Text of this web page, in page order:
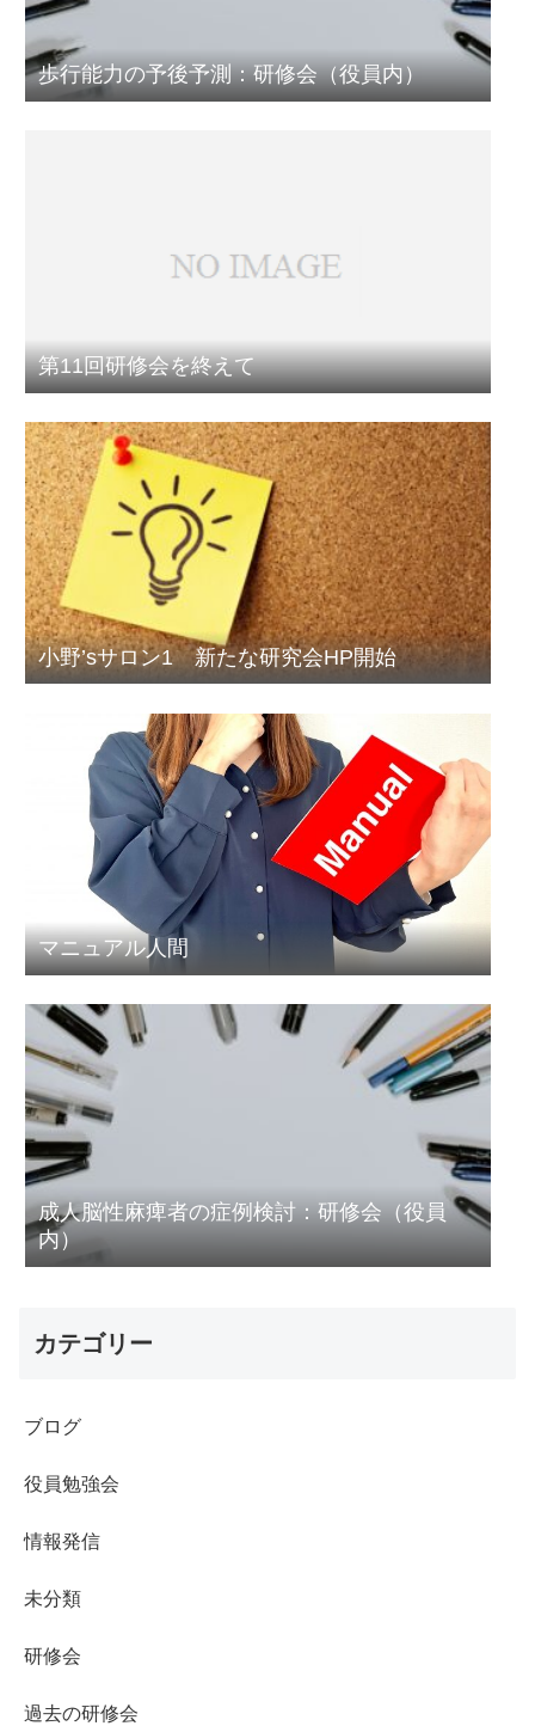
歩行能力の予後予測：研修会（役員内）
第11回研修会を終えて
小野’sサロン1 新たな研究会HP開始
マニュアル人間
成人脳性麻痺者の症例検討：研修会（役員
内）
カテゴリー
ブログ
役員勉強会
情報発信
未分類
研修会
過去の研修会